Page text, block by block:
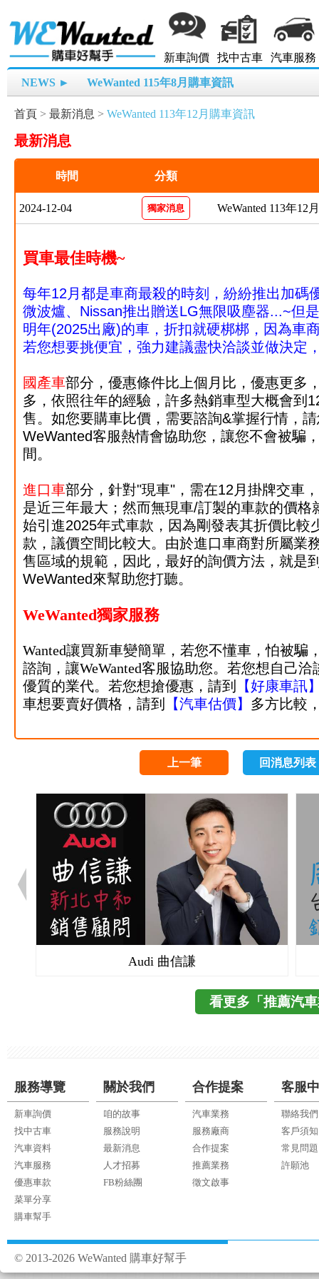
新車詢價 找中古車 汽車服務
NEWS ► WeWanted 115年8月購車資訊
首頁 > 最新消息 > WeWanted 113年12月購車資訊
最新消息
時間 分類
2024-12-04 獨家消息 WeWanted 113年12
買車最佳時機~
每年12月都是車商最殺的時刻，紛紛推出加碼
微波爐、Nissan推出贈送LG無限吸塵器...~但
明年(2025出廠)的車，折扣就硬梆梆，因為車
若您想要挑便宜， 強力建議盡快洽談並做決定
國產車部分，優惠條件比上個月比，優惠更多
多，依照往年的經驗，許多熱銷車型大概會到
售。如您要購車比價，需要諮詢&掌握行情，
WeWanted客服熱情會協助您，讓您不會被騙
間。
進口車部分，針對"現車"，需在12月掛牌交車，
是近三年最大 ；然而無現車/訂製的車款的價
始引進2025年式車款，因為剛發表其折價比較
款，議價空間比較大。由於進口車商對所屬業
售區域的規範，因此，最好的詢價方法，就是
WeWanted來幫助您打聽。
WeWanted獨家服務
Wanted讓買新車變簡單，若您不懂車，怕被騙
諮詢， 讓WeWanted客服協助您。若您想自己洽
優質的業代。若您想搶優惠，請到
【好康車訊
車想要賣好價格，請到
【汽車估價】 多方比較
上一筆 回消息列表
Audi 曲信謙
看更多「推薦汽
服務導覽
新車詢價
找中古車
汽車資料
汽車服務
優惠車款
菜單分享
購車幫手
關於我們
咱的故事
服務說明
最新消息
人才招募
FB粉絲團
合作提案
汽車業務
服務廠商
合作提案
推薦業務
徵文啟事
客服
聯絡我們
客戶須知
常見問題
許願池
© 2013-2026 WeWanted 購車好幫手